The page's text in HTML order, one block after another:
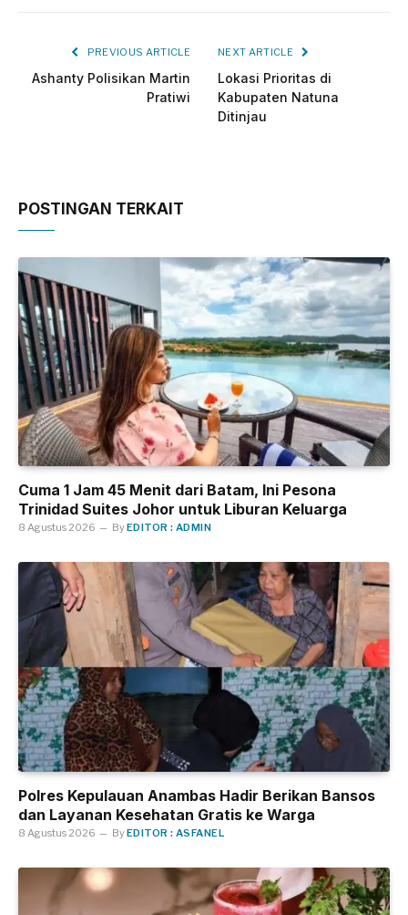
PREVIOUS ARTICLE
Ashanty Polisikan Martin
Pratiwi
NEXT ARTICLE
Lokasi Prioritas di
Kabupaten Natuna
Ditinjau
POSTINGAN TERKAIT
Cuma 1 Jam 45 Menit dari Batam, Ini Pesona
Trinidad Suites Johor untuk Liburan Keluarga
8 Agustus 2026 ByEDITOR : ADMIN
Polres Kepulauan Anambas Hadir Berikan Bansos
dan Layanan Kesehatan Gratis ke Warga
8 Agustus 2026 ByEDITOR : ASFANEL